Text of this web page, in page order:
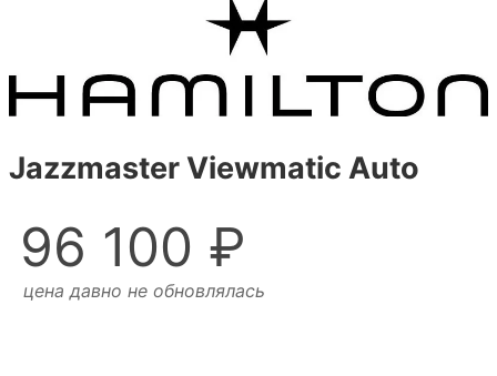
Jazzmaster Viewmatic Auto
96 100 ₽
цена давно не обновлялась